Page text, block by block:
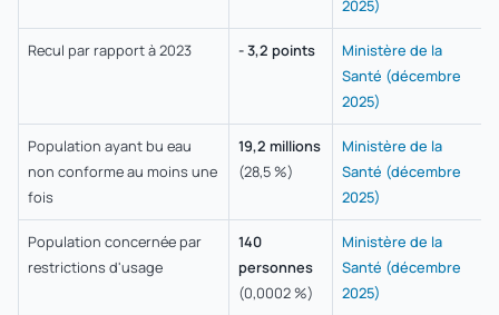
2025)
Recul par rapport à 2023 - 3,2 points
Ministère de la
Santé (décembre
2025)
Population ayant bu eau
non conforme au moins une
fois
19,2 millions
(28,5 %)
Ministère de la
Santé (décembre
2025)
Population concernée par
restrictions d'usage
140
personnes
(0,0002 %)
Ministère de la
Santé (décembre
2025)